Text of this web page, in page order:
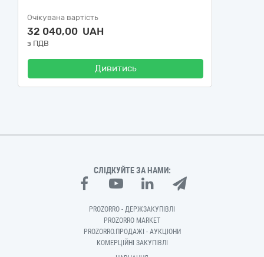
Очікувана вартість
32 040,00 UAH
з ПДВ
Дивитись
СЛІДКУЙТЕ ЗА НАМИ:
PROZORRO - ДЕРЖЗАКУПІВЛІ
PROZORRO MARKET
PROZORRO.ПРОДАЖІ - АУКЦІОНИ
КОМЕРЦІЙНІ ЗАКУПІВЛІ